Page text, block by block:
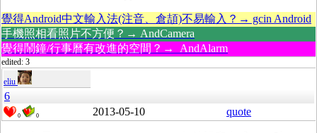
覺得Android中文輸入法(注音、倉頡)不易輸入？→ gcin Android
手機照相看照片不方便？→ AndCamera
覺得鬧鐘/行事曆有改進的空間？→ AndAlarm
edited: 3
eliu
6
0 0 2013-05-10 quote